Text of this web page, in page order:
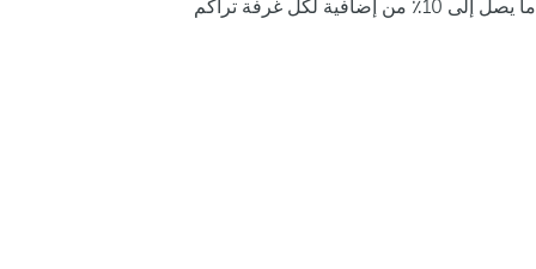
ما يصل إلى 10٪ من إضافية لكل غرفة تراكم